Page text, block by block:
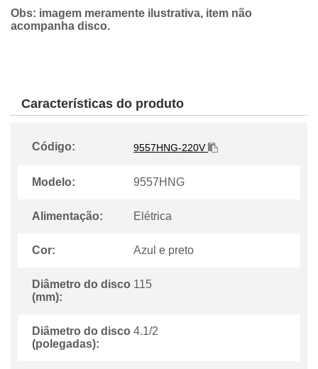
Obs: imagem meramente ilustrativa, item não
acompanha disco.
Características do produto
Código: 9557HNG-220V
Modelo: 9557HNG
Alimentação: Elétrica
Cor: Azul e preto
Diâmetro do disco
(mm):
115
Diâmetro do disco
(polegadas):
4.1/2